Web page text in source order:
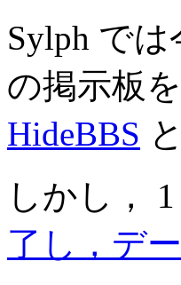
Sylph で
の掲示板
HideBBS
しかし，
了し，デ